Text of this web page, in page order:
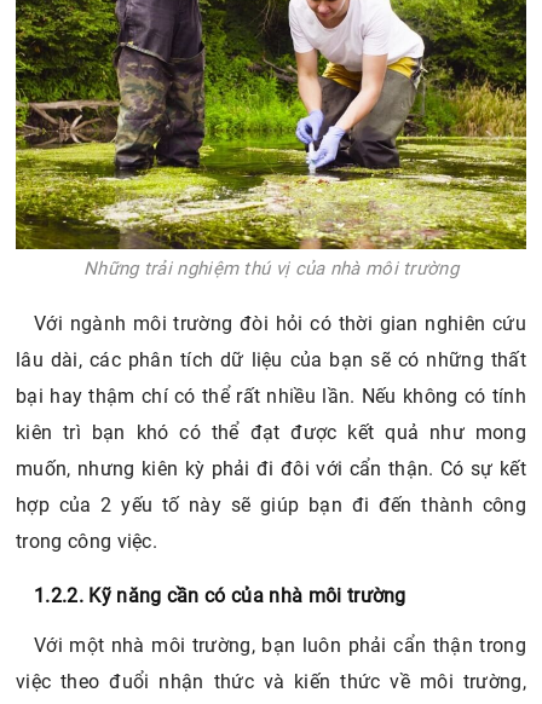
Những trải nghiệm thú vị của nhà môi trường
Với ngành môi trường đòi hỏi có thời gian nghiên cứu
lâu dài, các phân tích dữ liệu của bạn sẽ có những thất
bại hay thậm chí có thể rất nhiều lần. Nếu không có tính
kiên trì bạn khó có thể đạt được kết quả như mong
muốn, nhưng kiên kỳ phải đi đôi với cẩn thận. Có sự kết
hợp của 2 yếu tố này sẽ giúp bạn đi đến thành công
trong công việc.
1.2.2. Kỹ năng cần có của nhà môi trường
Với một nhà môi trường, bạn luôn phải cẩn thận trong
việc theo đuổi nhận thức và kiến ​​thức về môi trường,